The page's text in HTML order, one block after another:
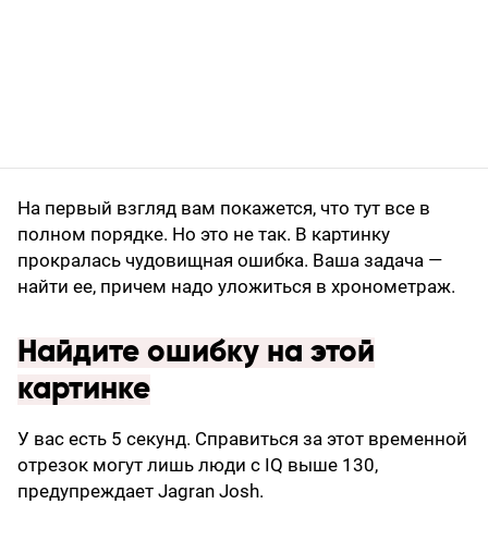
На первый взгляд вам покажется, что тут все в
полном порядке. Но это не так. В картинку
прокралась чудовищная ошибка. Ваша задача —
найти ее, причем надо уложиться в хронометраж.
Найдите ошибку на этой
картинке
У вас есть 5 секунд. Справиться за этот временной
отрезок могут лишь люди с IQ выше 130,
предупреждает Jagran Josh.